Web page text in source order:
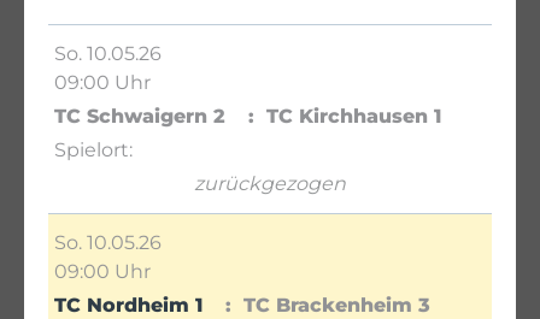
So. 10.05.26
09:00 Uhr
TC Schwaigern 2
TC Kirchhausen 1
zurückgezogen
So. 10.05.26
09:00 Uhr
TC Nordheim 1
TC Brackenheim 3